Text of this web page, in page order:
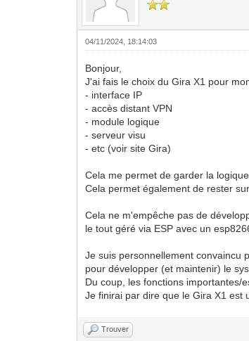
04/11/2024, 18:14:03
Bonjour,
J'ai fais le choix du Gira X1 pour
- interface IP
- accès distant VPN
- module logique
- serveur visu
- etc (voir site Gira)
Cela me permet de garder la
Cela permet également de rester
Cela ne m'empêche pas de
le tout géré via ESP avec un
Je suis personnellement convaincu
pour développer (et maintenir) le
Du coup, les fonctions importantes/
Je finirai par dire que le Gira X1 est
Trouver